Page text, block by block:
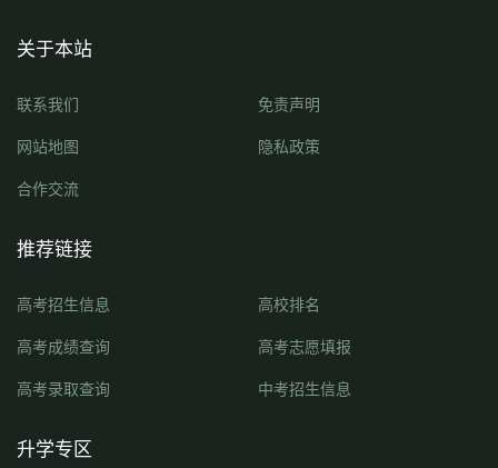
关于本站
联系我们 免责声明
网站地图 隐私政策
合作交流
推荐链接
高考招生信息 高校排名
高考成绩查询 高考志愿填报
高考录取查询 中考招生信息
升学专区